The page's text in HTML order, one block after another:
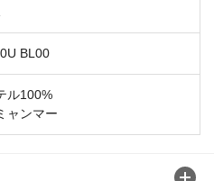
BL00
ル100%
ャンマー